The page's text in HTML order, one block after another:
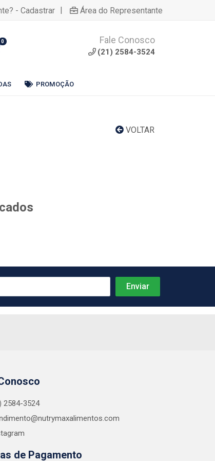
- Cadastrar | Área do Representante
0 Fale Conosco
(21) 2584-3524
PROMOÇÃO
VOLTAR
2584-3524
de Pagamento